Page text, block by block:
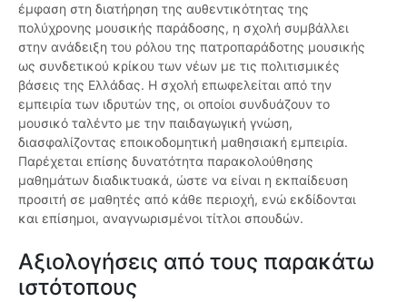
έμφαση στη διατήρηση της αυθεντικότητας της
πολύχρονης μουσικής παράδοσης, η σχολή συμβάλλει
στην ανάδειξη του ρόλου της πατροπαράδοτης μουσικής
ως συνδετικού κρίκου των νέων με τις πολιτισμικές
βάσεις της Ελλάδας. Η σχολή επωφελείται από την
εμπειρία των ιδρυτών της, οι οποίοι συνδυάζουν το
μουσικό ταλέντο με την παιδαγωγική γνώση,
διασφαλίζοντας εποικοδομητική μαθησιακή εμπειρία.
Παρέχεται επίσης δυνατότητα παρακολούθησης
μαθημάτων διαδικτυακά, ώστε να είναι η εκπαίδευση
προσιτή σε μαθητές από κάθε περιοχή, ενώ εκδίδονται
και επίσημοι, αναγνωρισμένοι τίτλοι σπουδών.
Αξιολογήσεις από τους παρακάτω
ιστότοπους